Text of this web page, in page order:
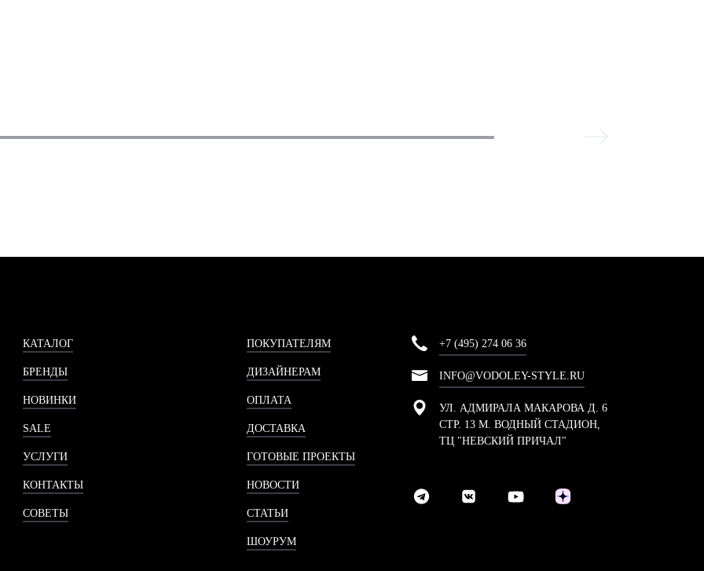
КАТАЛОГ
БРЕНДЫ
НОВИНКИ
SALE
УСЛУГИ
КОНТАКТЫ
СОВЕТЫ
ПОКУПАТЕЛЯМ
ДИЗАЙНЕРАМ
ОПЛАТА
ДОСТАВКА
ГОТОВЫЕ ПРОЕКТЫ
НОВОСТИ
СТАТЬИ
ШОУРУМ
+7 (495) 274 06 36
INFO@VODOLEY-STYLE.RU
УЛ. АДМИРАЛА МАКАРОВА Д. 6
СТР. 13 М. ВОДНЫЙ СТАДИОН,
ТЦ "НЕВСКИЙ ПРИЧАЛ"